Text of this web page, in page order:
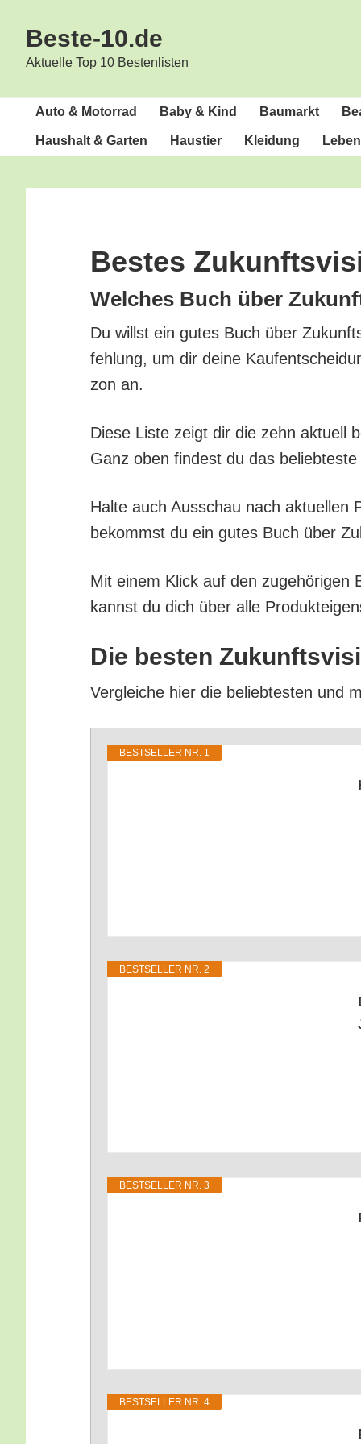
Hauptnavigation
springen
Inhalt
springen
Beste-10.de
Aktuelle Top 10 Bestenlisten
Auto & Motorrad Baby & Kind Bau­markt
Haus­halt & Garten Haus­tier Klei­dung
Bes­tes
Wel­ches Buch über
Du willst ein gutes Buch über
feh­lung, um dir dei­ne
zon an.
Die­se Lis­te zeigt dir die zehn aktu­ell
Ganz oben fin­dest du das
Hal­te auch Aus­schau nach aktu­el­len
bekommst du ein gutes Buch über
Mit einem Klick auf den zuge­hö­ri­gen
kannst du dich über alle
Die bes­ten
Ver­glei­che hier die belieb­tes­ten und
BEST­SEL­LER NR. 1
BEST­SEL­LER NR. 2
BEST­SEL­LER NR. 3
BEST­SEL­LER NR. 4